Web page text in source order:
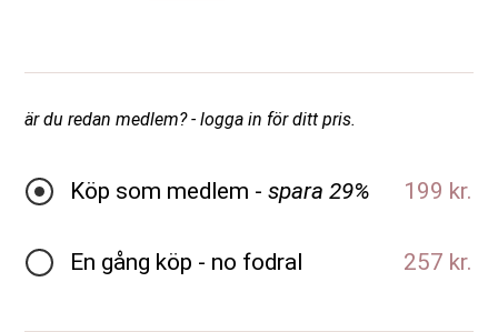
är du redan medlem? - logga in för ditt pris.
Köp som medlem - spara 29% 199 kr.
En gång köp - no fodral 257 kr.